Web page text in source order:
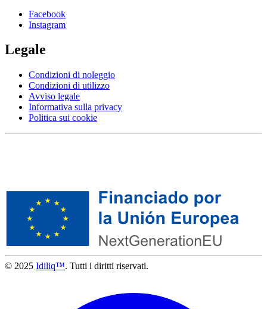
Facebook
Instagram
Legale
Condizioni di noleggio
Condizioni di utilizzo
Avviso legale
Informativa sulla privacy
Politica sui cookie
© 2025 Idiliq™. Tutti i diritti riservati.